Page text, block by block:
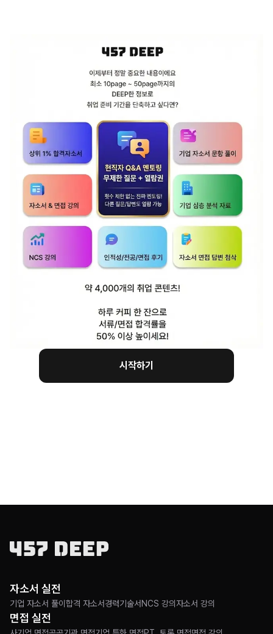
시작하기
자소서 실전
기업 자소서 풀이 합격 자소서경력기술서 NCS 강의자소서 강의
면접 실전